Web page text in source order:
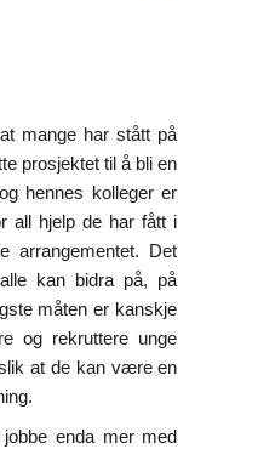
mange har stått på
prosjektet til å bli en
hennes kolleger er
all hjelp de har fått i
arrangementet. Det
kan bidra på, på
måten er kanskje
og rekruttere unge
at de kan være en
enda mer med